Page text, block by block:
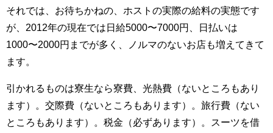
それでは、お待ちかねの、ホストの実際の給料の実態です
が、2012年の現在では日給5000〜7000円、日払いは
1000〜2000円までが多く、ノルマのないお店も増えてきて
ます。
引かれるものは寮生なら寮費、光熱費（ないところもあり
ます）。交際費（ないところもあります）。旅行費（ない
ところもあります）。税金（必ずあります）。スーツを借